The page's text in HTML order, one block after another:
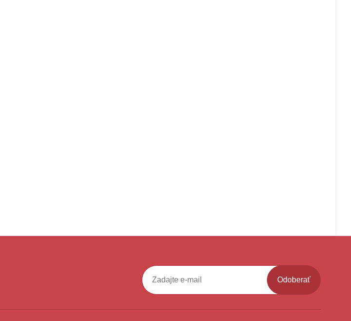
Odoberať